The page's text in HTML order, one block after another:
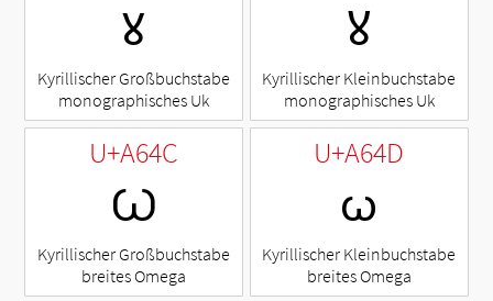
Ꙋ
Kyrillischer Großbuchstabe
monographisches Uk
ꙋ
Kyrillischer Kleinbuchstabe
monographisches Uk
U+A64C
Ꙍ
Kyrillischer Großbuchstabe
breites Omega
U+A64D
ꙍ
Kyrillischer Kleinbuchstabe
breites Omega